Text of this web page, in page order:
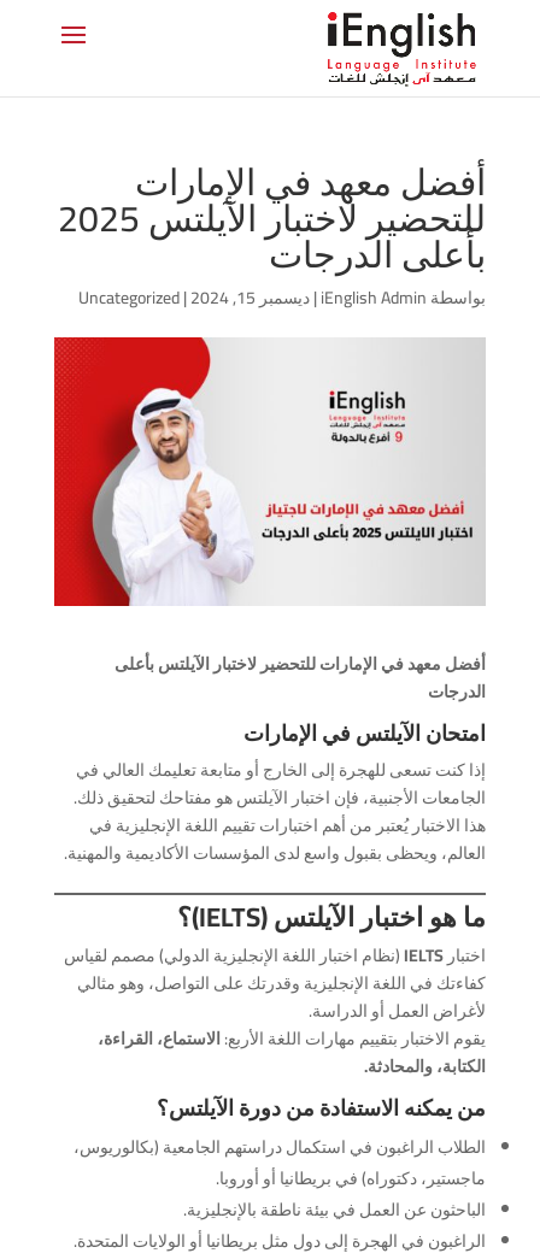
أفضل معهد في الإمارات
للتحضير لاختبار الآيلتس 2025
بأعلى الدرجات
بواسطةiEnglish Admin
|ديسمبر 15, 2024 |
Uncategorized
أفضل معهد في الإمارات للتحضير لاختبار الآيلتسبأعلى
الدرجات
امتحان الآيلتس في الإمارات
إذا كنت تسعى للهجرة إلى الخارج أو متابعة تعليمك العالي في
الجامعات الأجنبية، فإن اختبار الآيلتس هو مفتاحك لتحقيق ذلك.
هذا الاختبار يُعتبر من أهم اختبارات تقييم اللغة الإنجليزية في
العالم، ويحظى بقبول واسع لدى المؤسسات الأكاديمية والمهنية.
ما هو اختبار الآيلتس (IELTS)؟
اختبارIELTS(نظام اختبار اللغة الإنجليزية الدولي) مصمم لقياس
كفاءتك في اللغة الإنجليزية وقدرتك على التواصل، وهو مثالي
لأغراض العمل أو الدراسة.
يقوم الاختبار بتقييم مهارات اللغة الأربع:الاستماع، القراءة،
الكتابة، والمحادثة.
من يمكنه الاستفادة من دورة الآيلتس؟
الطلاب الراغبون في استكمال دراستهم الجامعية (بكالوريوس،
ماجستير، دكتوراه) في بريطانيا أو أوروبا.
الباحثون عن العمل في بيئة ناطقة بالإنجليزية.
الراغبون في الهجرة إلى دول مثل بريطانيا أو الولايات المتحدة.